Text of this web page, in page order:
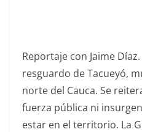
Reportaje con Jaime
resguardo de Tacueyó,
norte del Cauca. Se
fuerza pública ni
estar en el territorio. La